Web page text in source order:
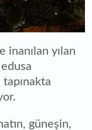
inanılan yılan
güneşin,